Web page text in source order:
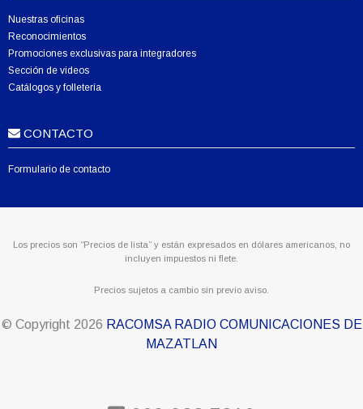
Nuestras oficinas
Reconocimientos
Promociones exclusivas para integradores
Sección de videos
Catálogos y folletería
CONTACTO
Formulario de contacto
Los precios son “Precios de lista” y están expresados en dólares americanos, no
incluyen impuestos ni flete.
Precios sujetos a cambio sin previo aviso.
© Copyright 2026 RACOMSA RADIO COMUNICACIONES DE
MAZATLAN